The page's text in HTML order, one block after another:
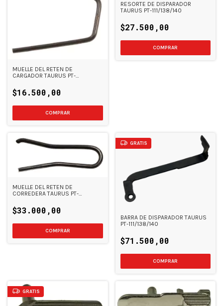
MUELLE DEL RETEN DE
CARGADOR TAURUS PT-
$16.500,00
RESORTE DE DISPARADOR
TAURUS PT-111/138/140
$27.500,00
MUELLE DEL RETEN DE
CORREDERA TAURUS PT-
$33.000,00
GRATIS
BARRA DE DISPARADOR TAURUS
PT-111/138/140
$71.500,00
GRATIS